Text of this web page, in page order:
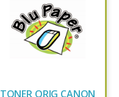
TONER ORIG CANON